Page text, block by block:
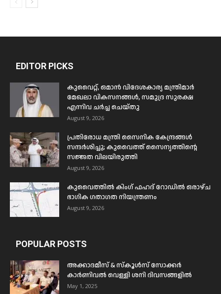
EDITOR PICKS
കുവൈറ്റ്, ഒമാൻ വിദേശകാര്യ മന്ത്രിമാർ
മേഖലാ വികസനങ്ങൾ, സമുദ്ര സുരക്ഷ
എന്നിവ ചർച്ച ചെയ്തു
August 9, 2026
പ്രതിരോധ മന്ത്രി സൈനിക കേന്ദ്രങ്ങൾ
സന്ദർശിച്ചു; കുവൈത്ത് സൈന്യത്തിന്റെ
സജ്ജത വിലയിരുത്തി
August 9, 2026
കുവൈത്തിൽ കിംഗ് ഫഹദ് റോഡിൽ ഒരാഴ്ച
ഭാഗിക ഗതാഗത നിയന്ത്രണം
August 9, 2026
POPULAR POSTS
അക്കാദമീസ് & സ്കൂൾസ് സോക്കർ
കാർണിവൽ വെള്ളി ശനി ദിവസങ്ങളിൽ
May 1, 2025